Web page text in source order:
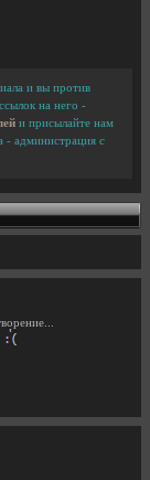
и вы против
на него -
и присылайте нам
- администрация с